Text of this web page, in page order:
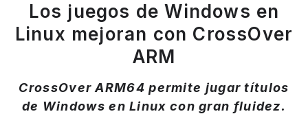
Los juegos de Windows en
Linux mejoran con CrossOver
ARM
CrossOver ARM64 permite jugar títulos
de Windows en Linux con gran fluidez.